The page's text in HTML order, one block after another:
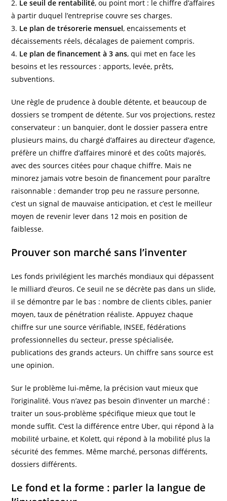
2. Le seuil de rentabilité, ou point mort : le chiffre d’affaires
à partir duquel l’entreprise couvre ses charges.
3. Le plan de trésorerie mensuel, encaissements et
décaissements réels, décalages de paiement compris.
4. Le plan de financement à 3 ans, qui met en face les
besoins et les ressources : apports, levée, prêts,
subventions.
Une règle de prudence à double détente, et beaucoup de
dossiers se trompent de détente. Sur vos projections, restez
conservateur : un banquier, dont le dossier passera entre
plusieurs mains, du chargé d’affaires au directeur d’agence,
préfère un chiffre d’affaires minoré et des coûts majorés,
avec des sources citées pour chaque chiffre. Mais ne
minorez jamais votre besoin de financement pour paraître
raisonnable : demander trop peu ne rassure personne,
c’est un signal de mauvaise anticipation, et c’est le meilleur
moyen de revenir lever dans 12 mois en position de
faiblesse.
Prouver son marché sans l’inventer
Les fonds privilégient les marchés mondiaux qui dépassent
le milliard d’euros. Ce seuil ne se décrète pas dans un slide,
il se démontre par le bas : nombre de clients cibles, panier
moyen, taux de pénétration réaliste. Appuyez chaque
chiffre sur une source vérifiable, INSEE, fédérations
professionnelles du secteur, presse spécialisée,
publications des grands acteurs. Un chiffre sans source est
une opinion.
Sur le problème lui-même, la précision vaut mieux que
l’originalité. Vous n’avez pas besoin d’inventer un marché :
traiter un sous-problème spécifique mieux que tout le
monde suffit. C’est la différence entre Uber, qui répond à la
mobilité urbaine, et Kolett, qui répond à la mobilité plus la
sécurité des femmes. Même marché, personas différents,
dossiers différents.
Le fond et la forme : parler la langue de